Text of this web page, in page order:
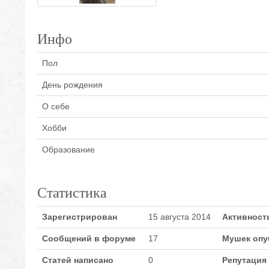
Инфо
Пол
День рождения
О себе
Хобби
Образование
Статистика
Зарегистрирован 15 августа 2014
Сообщений в форуме 17 Мушек
Статей написано 0 Репутация